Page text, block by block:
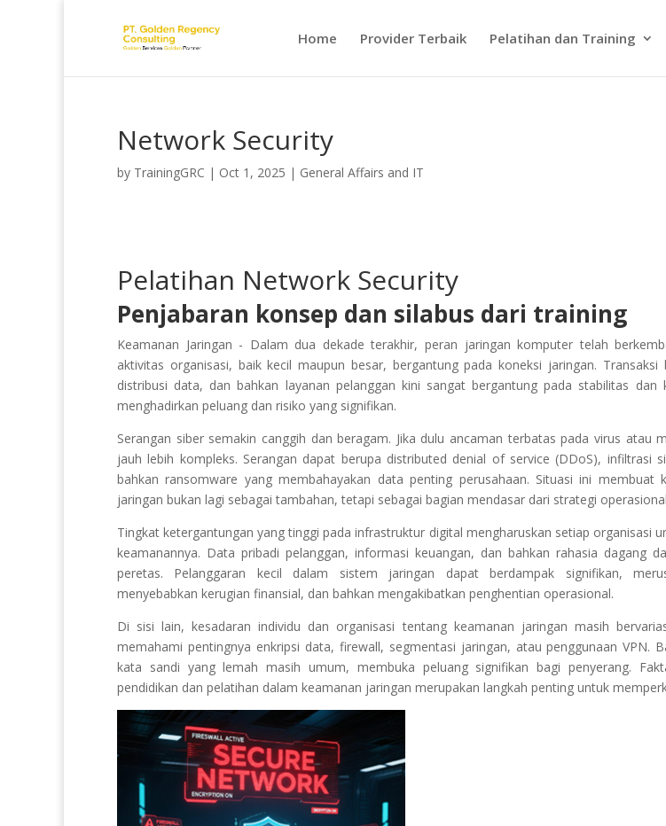
Home Provider Terbaik Pelatihan dan Training
Network Security
by TrainingGRC | Oct 1, 2025 | General Affairs and IT
Pelatihan Network Security
Penjabaran konsep dan silabus dari training
Keamanan Jaringan - Dalam dua dekade terakhir, peran jaringan komputer telah
aktivitas organisasi, baik kecil maupun besar, bergantung pada koneksi jaringan. Transaksi
distribusi data, dan bahkan layanan pelanggan kini sangat bergantung pada stabilitas dan
menghadirkan peluang dan risiko yang signifikan.
Serangan siber semakin canggih dan beragam. Jika dulu ancaman terbatas pada virus atau
jauh lebih kompleks. Serangan dapat berupa distributed denial of service (DDoS), infiltrasi
bahkan ransomware yang membahayakan data penting perusahaan. Situasi ini membuat
jaringan bukan lagi sebagai tambahan, tetapi sebagai bagian mendasar dari strategi
Tingkat ketergantungan yang tinggi pada infrastruktur digital mengharuskan setiap organisasi
keamanannya. Data pribadi pelanggan, informasi keuangan, dan bahkan rahasia dagang
peretas. Pelanggaran kecil dalam sistem jaringan dapat berdampak signifikan,
menyebabkan kerugian finansial, dan bahkan mengakibatkan penghentian operasional.
Di sisi lain, kesadaran individu dan organisasi tentang keamanan jaringan masih
memahami pentingnya enkripsi data, firewall, segmentasi jaringan, atau penggunaan VPN.
kata sandi yang lemah masih umum, membuka peluang signifikan bagi penyerang.
pendidikan dan pelatihan dalam keamanan jaringan merupakan langkah penting untuk